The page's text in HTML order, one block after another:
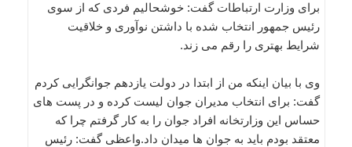
برای وزارت ارتباطات گفت: خوشحالیم فردی که از سوی
رئیس جمهور انتخاب شده با داشتن نوآوری و خلاقیت
شرایط بهتری را رقم می زند.
وی با بیان اینکه من از ابتدا در دولت یازدهم جوانگرایی کردم
گفت: برای انتخاب مدیران جوان لیست کرده و در پست های
حساس این وزارتخانه افراد جوان را به کار گرفتم چرا که
معتقد بودم باید به جوان ها میدان داد.واعظی گفت: رئیس